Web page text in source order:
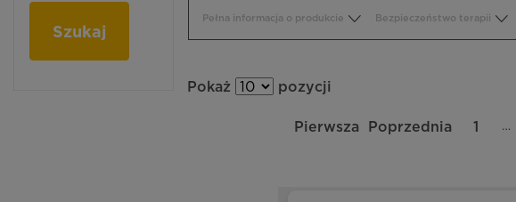
Szukaj
Pełna informacja o produkcie Bezpieczeństwo terapii
Pokaż pozycji
Pierwsza Poprzednia 1 …